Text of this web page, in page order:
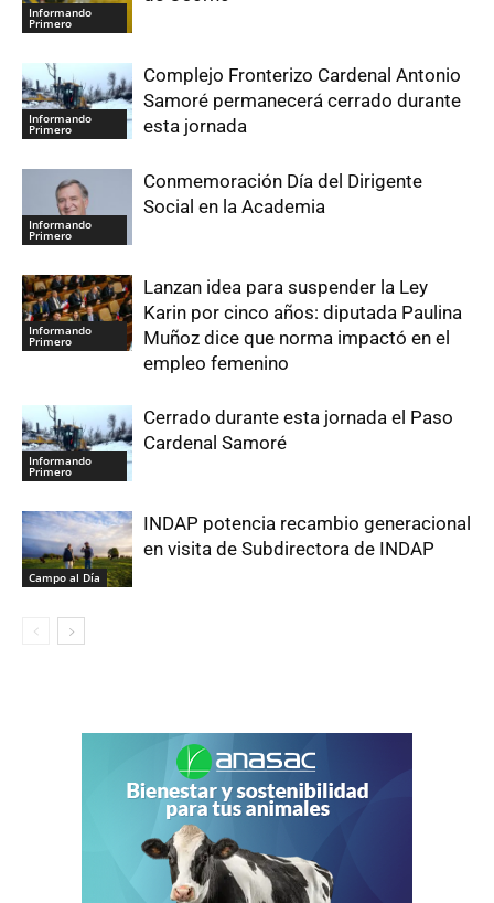
Informando
Primero
Informando
Primero
Complejo Fronterizo Cardenal Antonio
Samoré permanecerá cerrado durante
esta jornada
Informando
Primero
Conmemoración Día del Dirigente
Social en la Academia
Informando
Primero
Lanzan idea para suspender la Ley
Karin por cinco años: diputada Paulina
Muñoz dice que norma impactó en el
empleo femenino
Informando
Primero
Cerrado durante esta jornada el Paso
Cardenal Samoré
Campo al Día
INDAP potencia recambio generacional
en visita de Subdirectora de INDAP